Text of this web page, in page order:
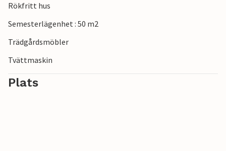
Rökfritt hus
Semesterlägenhet : 50 m2
Trädgårdsmöbler
Tvättmaskin
Plats